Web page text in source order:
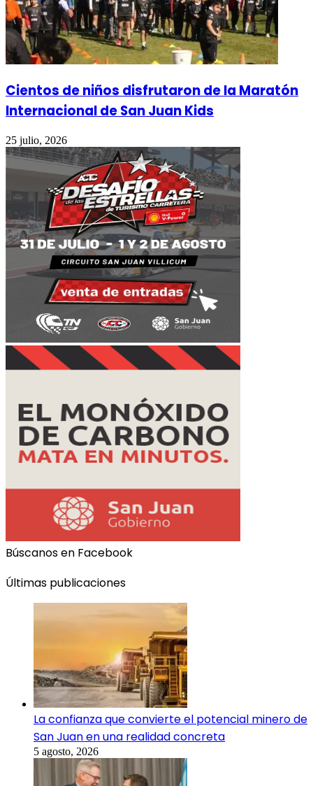
Cientos de niños disfrutaron de la Maratón
Internacional de San Juan Kids
25 julio, 2026
Búscanos en Facebook
Últimas publicaciones
La confianza que convierte el potencial minero de
San Juan en una realidad concreta
5 agosto, 2026